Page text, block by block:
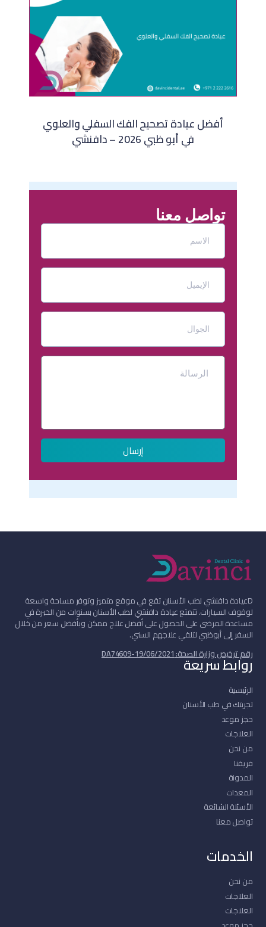
أفضل عيادة تصحيح الفك السفلي والعلوي
في أبو ظبي 2026 – دافنشي
تواصل معنا
إرسال
الخدمات
من نحن
العلاجات
العلاجات
روابط سريعة
الرئيسية
تجربتك في طب الأسنان
حجز موعد
العلاجات
من نحن
فريقنا
المدونة
المعدات
الأسئلة الشائعة
تواصل معنا
Dعيادة دافنشي لطب الأسنان تقع في موقع متميز وتوفر مساحة واسعة
لوقوف السيارات. تتمتع عيادة دافنشي لطب الأسنان بسنوات من الخبرة في
مساعدة المرضى على الحصول على أفضل علاج ممكن وبأفضل سعر من خلال
السفر إلى أبوظبي لتلقي علاجهم السني.
رقم ترخيص وزارة الصحة: DA74609-19/06/2021